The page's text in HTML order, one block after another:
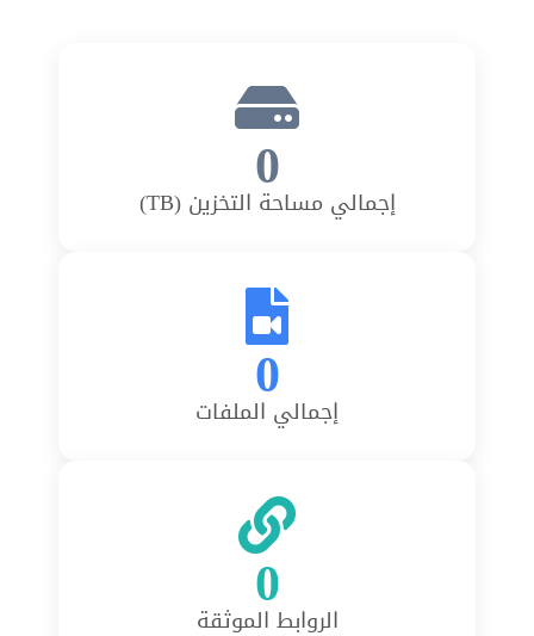
0
إجمالي مساحة التخزين (TB)
0
إجمالي الملفات
0
الروابط الموثقة